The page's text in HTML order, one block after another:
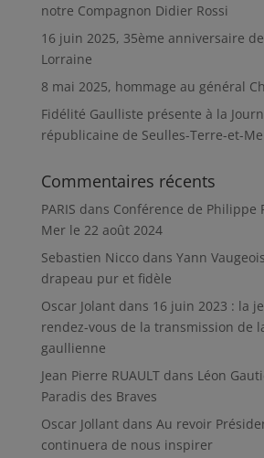
notre Compagnon Didier Rossi
16 juin 2025, 35ème anniversaire
Lorraine
8 mai 2025, hommage au général
Fidélité Gaulliste présente à la
républicaine de Seulles-Terre-et-
Commentaires récents
PARIS dans Conférence de Philippe
Mer le 22 août 2024
Sebastien Niccodans Yann
drapeau pur et fidèle
Oscar Jolantdans 16 juin 2023 : la
rendez-vous de la transmission de
gaullienne
Jean Pierre RUAULTdans Léon
Paradis des Braves
Oscar Jollantdans Au revoir
continuera de nous inspirer